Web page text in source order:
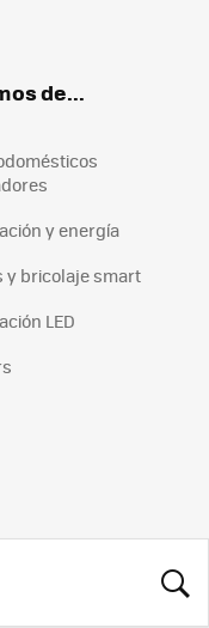
de...
y energía
y bricolaje smart
LED